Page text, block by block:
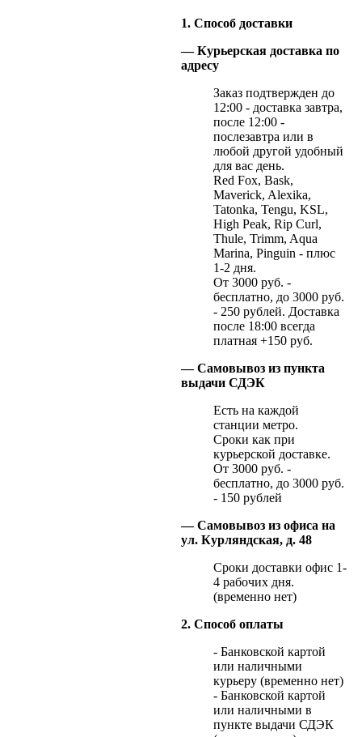
1. Способ доставки
— Курьерская доставка по
адресу
Заказ подтвержден до
12:00 - доставка завтра,
после 12:00 -
послезавтра или в
любой другой удобный
для вас день.
Red Fox, Bask,
Maverick, Alexika,
Tatonka, Tengu, KSL,
High Peak, Rip Curl,
Thule, Trimm, Aqua
Marina, Pinguin - плюс
1-2 дня.
От 3000 руб. -
бесплатно, до 3000 руб.
- 250 рублей. Доставка
после 18:00 всегда
платная +150 руб.
— Самовывоз из пункта
выдачи СДЭК
Есть на каждой
станции метро.
Сроки как при
курьерской доставке.
От 3000 руб. -
бесплатно, до 3000 руб.
- 150 рублей
— Самовывоз из офиса на
ул. Курляндская, д. 48
Сроки доставки офис 1-
4 рабочих дня.
(временно нет)
2. Способ оплаты
- Банковской картой
или наличными
курьеру (временно нет)
- Банковской картой
или наличными в
пункте выдачи СДЭК